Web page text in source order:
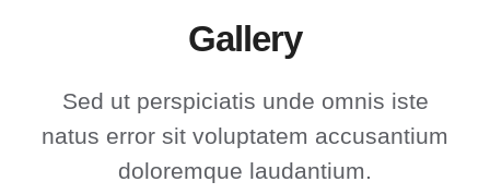
Gallery
Sed ut perspiciatis unde omnis iste
natus error sit voluptatem accusantium
doloremque laudantium.